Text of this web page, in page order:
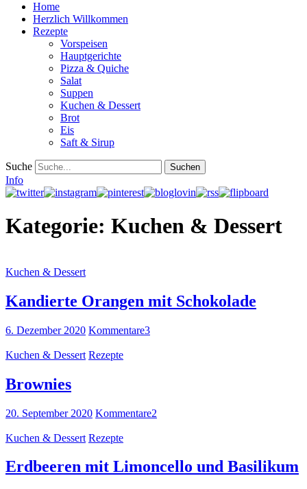
Home
Herzlich Willkommen
Rezepte
Vorspeisen
Hauptgerichte
Pizza & Quiche
Salat
Suppen
Kuchen & Dessert
Brot
Eis
Saft & Sirup
Suche
Info
Kategorie: Kuchen & Dessert
Kuchen & Dessert
Kandierte Orangen mit Schokolade
6. Dezember 2020 Kommentare3
Kuchen & Dessert Rezepte
Brownies
20. September 2020 Kommentare2
Kuchen & Dessert Rezepte
Erdbeeren mit Limoncello und Basilikum